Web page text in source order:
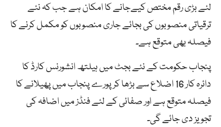
لئے بڑی رقم مختص کیےجانے کا امکان ہے جب کہ نئے
ترقیاتی منصوبوں کی بجائے جاری منصوبوں کو مکمل کرنے کا
فیصلہ بھی متوقع ہے۔
پنجاب حکومت کے نئے بجٹ میں ہیلتھ انشورنس کارڈ کا
دائرہ کار 16 اضلاع سے بڑھا کرپورے پنجاب میں پھیلانے کا
فیصلہ متوقع ہے اور صفائی کے لئے فنڈز میں اضافہ کی
تجویز دی جائے گی۔